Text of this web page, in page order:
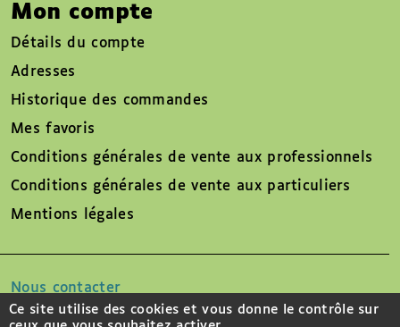
Mon compte
Détails du compte
Adresses
Historique des commandes
Mes favoris
Conditions générales de vente aux professionnels
Conditions générales de vente aux particuliers
Mentions légales
Nous contacter
Ce site utilise des cookies et vous donne le contrôle sur